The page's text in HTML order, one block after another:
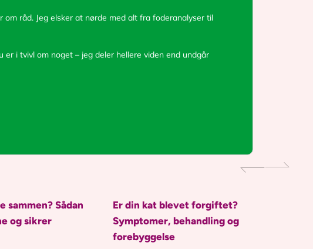
om råd. Jeg elsker at nørde med alt fra foderanalyser til
er i tvivl om noget – jeg deler hellere viden end undgår
sammen? Sådan
og sikrer
Er din kat blevet forgiftet?
Symptomer, behandling og
forebyggelse